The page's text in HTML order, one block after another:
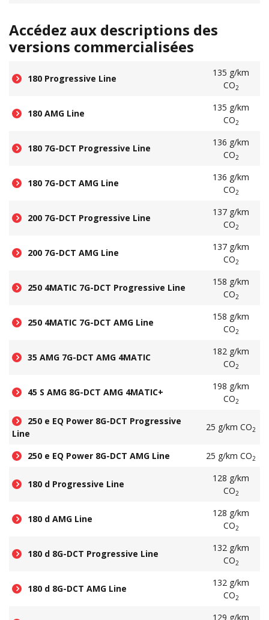
Accédez aux descriptions des
versions commercialisées
180 Progressive Line
135 g/km
CO2
180 AMG Line
135 g/km
CO2
180 7G-DCT Progressive Line
136 g/km
CO2
180 7G-DCT AMG Line
136 g/km
CO2
200 7G-DCT Progressive Line
137 g/km
CO2
200 7G-DCT AMG Line
137 g/km
CO2
250 4MATIC 7G-DCT Progressive Line
158 g/km
CO2
250 4MATIC 7G-DCT AMG Line
158 g/km
CO2
35 AMG 7G-DCT AMG 4MATIC
182 g/km
CO2
45 S AMG 8G-DCT AMG 4MATIC+
198 g/km
CO2
250 e EQ Power 8G-DCT Progressive
Line
25 g/km CO2
250 e EQ Power 8G-DCT AMG Line 25 g/km CO2
180 d Progressive Line
128 g/km
CO2
180 d AMG Line
128 g/km
CO2
180 d 8G-DCT Progressive Line
132 g/km
CO2
180 d 8G-DCT AMG Line
132 g/km
CO2
129 g/km